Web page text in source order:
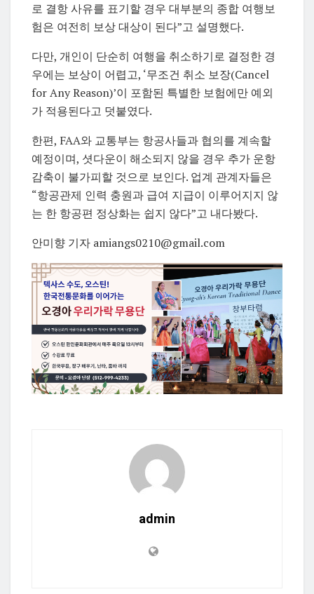
로 결항 사유를 표기할 경우 대부분의 종합 여행보
험은 여전히 보상 대상이 된다”고 설명했다.
다만, 개인이 단순히 여행을 취소하기로 결정한 경
우에는 보상이 어렵고, ‘무조건 취소 보장(Cancel
for Any Reason)’이 포함된 특별한 보험에만 예외
가 적용된다고 덧붙였다.
한편, FAA와 교통부는 항공사들과 협의를 계속할
예정이며, 셧다운이 해소되지 않을 경우 추가 운항
감축이 불가피할 것으로 보인다. 업계 관계자들은
“항공관제 인력 충원과 급여 지급이 이루어지지 않
는 한 항공편 정상화는 쉽지 않다”고 내다봤다.
안미향 기자 amiangs0210@gmail.com
admin